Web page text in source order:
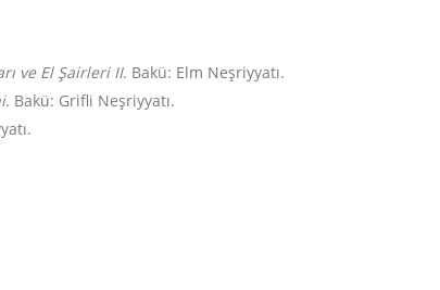
ve El Şairleri II. Bakü: Elm Neşriyyatı.
. Bakü: Grifli Neşriyyatı.